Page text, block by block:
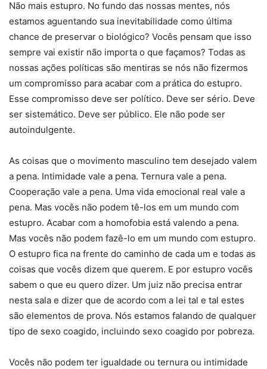
Não mais estupro. No fundo das nossas mentes, nós
estamos aguentando sua inevitabilidade como última
chance de preservar o biológico? Vocês pensam que isso
sempre vai existir não importa o que façamos? Todas as
nossas ações políticas são mentiras se nós não fizermos
um compromisso para acabar com a prática do estupro.
Esse compromisso deve ser político. Deve ser sério. Deve
ser sistemático. Deve ser público. Ele não pode ser
autoindulgente.
As coisas que o movimento masculino tem desejado valem
a pena. Intimidade vale a pena. Ternura vale a pena.
Cooperação vale a pena. Uma vida emocional real vale a
pena. Mas vocês não podem tê-los em um mundo com
estupro. Acabar com a homofobia está valendo a pena.
Mas vocês não podem fazê-lo em um mundo com estupro.
O estupro fica na frente do caminho de cada um e todas as
coisas que vocês dizem que querem. E por estupro vocês
sabem o que eu quero dizer. Um juiz não precisa entrar
nesta sala e dizer que de acordo com a lei tal e tal estes
são elementos de prova. Nós estamos falando de qualquer
tipo de sexo coagido, incluindo sexo coagido por pobreza.
Vocês não podem ter igualdade ou ternura ou intimidade